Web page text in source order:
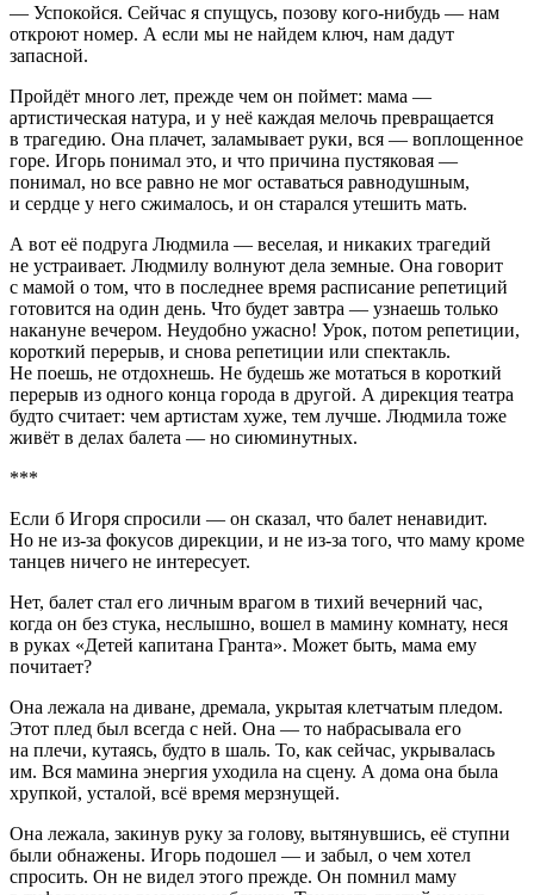
— Успокойся. Сейчас я спущусь, позову кого-нибудь — нам
откроют номер. А если мы не найдем ключ, нам дадут
запасной.
Пройдёт много лет, прежде чем он поймет: мама —
артистическая натура, и у неё каждая мелочь превращается
в трагедию. Она плачет, заламывает руки, вся — воплощенное
горе. Игорь понимал это, и что причина пустяковая —
понимал, но все равно не мог оставаться равнодушным,
и сердце у него сжималось, и он старался утешить мать.
А вот её подруга Людмила — веселая, и никаких трагедий
не устраивает. Людмилу волнуют дела земные. Она говорит
с мамой о том, что в последнее время расписание репетиций
готовится на один день. Что будет завтра — узнаешь только
накануне вечером. Неудобно ужасно! Урок, потом репетиции,
короткий перерыв, и снова репетиции или спектакль.
Не поешь, не отдохнешь. Не будешь же мотаться в короткий
перерыв из одного конца города в другой. А дирекция театра
будто считает: чем артистам хуже, тем лучше. Людмила тоже
живёт в делах балета — но сиюминутных.
***
Если б Игоря спросили — он сказал, что балет ненавидит.
Но не из-за фокусов дирекции, и не из-за того, что маму кроме
танцев ничего не интересует.
Нет, балет стал его личным врагом в тихий вечерний час,
когда он без стука, неслышно, вошел в мамину комнату, неся
в руках «Детей капитана Гранта». Может быть, мама ему
почитает?
Она лежала на диване, дремала, укрытая клетчатым пледом.
Этот плед был всегда с ней. Она — то набрасывала его
на плечи, кутаясь, будто в шаль. То, как сейчас, укрывалась
им. Вся мамина энергия уходила на сцену. А дома она была
хрупкой, усталой, всё время мерзнущей.
Она лежала, закинув руку за голову, вытянувшись, её ступни
были обнажены. Игорь подошел — и забыл, о чем хотел
спросить. Он не видел этого прежде. Он помнил маму